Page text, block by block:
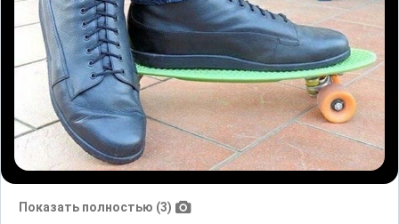
Показать полностью (3)